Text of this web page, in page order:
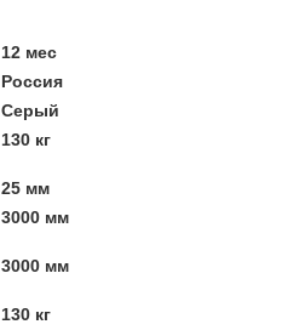
12 мес
Россия
Серый
130 кг
25 мм
3000 мм
3000 мм
130 кг